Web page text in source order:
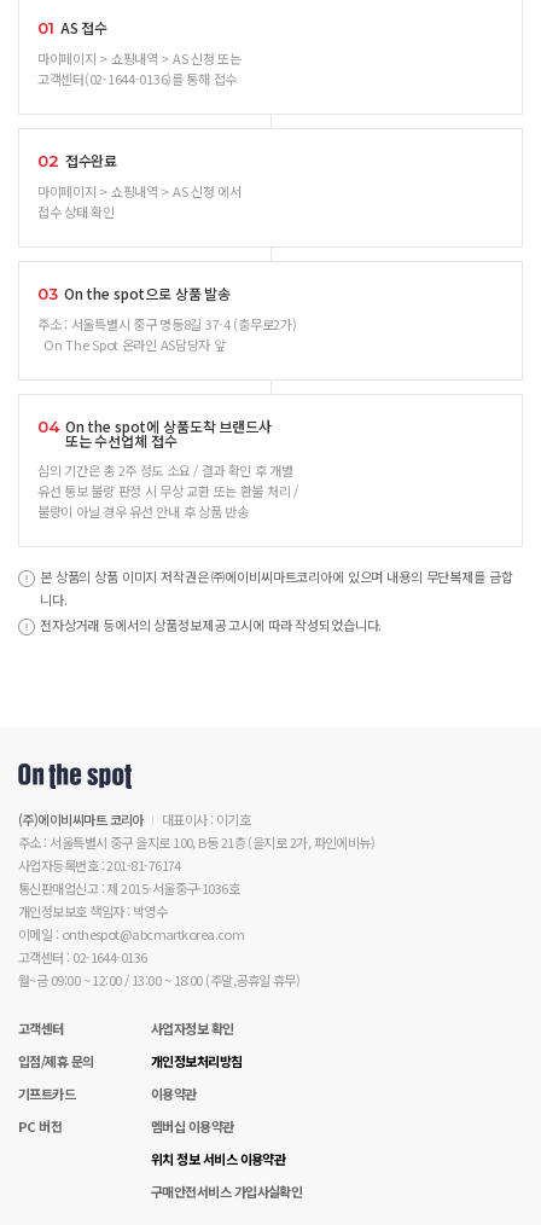
01 AS 접수
마이페이지 > 쇼핑내역 > AS 신청 또는
고객센터(02-1644-0136)를 통해 접수
02 접수완료
마이페이지 > 쇼핑내역 > AS 신청 에서
접수 상태 확인
03 On the spot으로 상품 발송
주소 : 서울특별시 중구 명동8길 37-4 (충무로2가)
On The Spot 온라인 AS담당자 앞
04 On the spot에 상품도착 브랜드사
또는 수선업체 접수
심의 기간은 총 2주 정도 소요 / 결과 확인 후 개별
유선 통보 불량 판정 시 무상 교환 또는 환불 처리 /
불량이 아닐 경우 유선 안내 후 상품 반송
본 상품의 상품 이미지 저작권은 ㈜에이비씨마트코리아에 있으며 내용의 무단복제를 금합
니다.
전자상거래 등에서의 상품정보제공 고시에 따라 작성되었습니다.
(주)에이비씨마트 코리아
대표이사 : 이기호
주소 : 서울특별시 중구 을지로 100, B동 21층 (을지로 2가, 파인에비뉴)
사업자등록번호 : 201-81-76174
통신판매업신고 : 제 2015-서울중구-1036호
개인정보보호 책임자 : 박영수
이메일 : onthespot@abcmartkorea.com
고객센터 : 02-1644-0136
월~금 09:00 ~ 12:00 / 13:00 ~ 18:00 (주말,공휴일 휴무)
고객센터
입점/제휴 문의
기프트카드
PC 버전
사업자정보 확인
개인정보처리방침
이용약관
멤버십 이용약관
위치 정보 서비스 이용약관
구매안전서비스 가입사실확인